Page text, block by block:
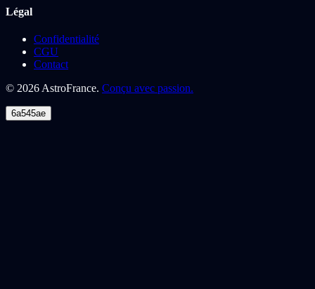
Légal
Confidentialité
CGU
Contact
© 2026 AstroFrance. Conçu avec passion.
6a545ae